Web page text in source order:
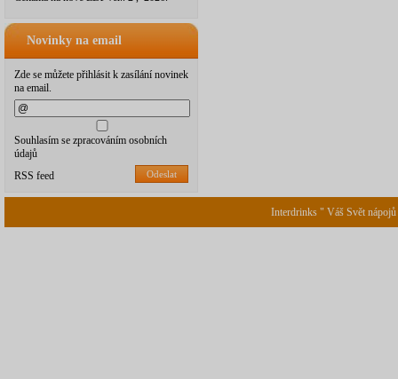
Novinky na email
Zde se můžete přihlásit k zasílání novinek
na email.
Souhlasím se zpracováním osobních
údajů
Odeslat
RSS feed
Interdrinks " Váš Svět